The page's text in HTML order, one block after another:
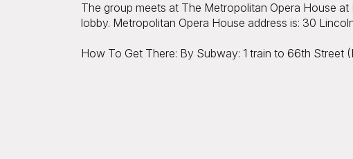
The group meets at The Metropolitan Opera House
lobby. Metropolitan Opera House address is: 30
How To Get There: By Subway: 1 train to 66th Street